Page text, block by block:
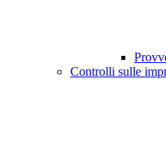
Controlli sulle